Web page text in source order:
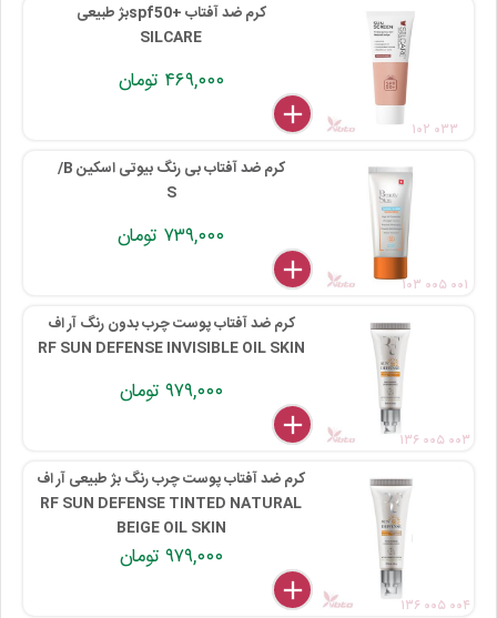
کرم ضد آفتاب +spf50بژ طبیعی
SILCARE
۴۶۹,۰۰۰ تومان
delete
remove
add
۱۰۲ ۰۳۳
کرم ضد آفتاب بی رنگ بیوتی اسکین B/
S
۷۳۹,۰۰۰ تومان
delete
remove
add
۱۰۳ ۰۰۵ ۰۰۱
کرم ضد آفتاب پوست چرب بدون رنگ آر اف
RF SUN DEFENSE INVISIBLE OIL SKIN
۹۷۹,۰۰۰ تومان
delete
remove
add
۱۳۶ ۰۰۵ ۰۰۳
کرم ضد آفتاب پوست چرب رنگ بژ طبیعی آر اف
RF SUN DEFENSE TINTED NATURAL
BEIGE OIL SKIN
۹۷۹,۰۰۰ تومان
delete
remove
add
۱۳۶ ۰۰۵ ۰۰۴